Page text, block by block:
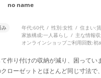
no name
み 年代:60代 性別:女性 住まい:
家族構成:一人暮らし 主な情報
オンラインショップご利用回数:初
作り付けの収納が減り、困ってい
ローゼットとほとんど同じ寸法で